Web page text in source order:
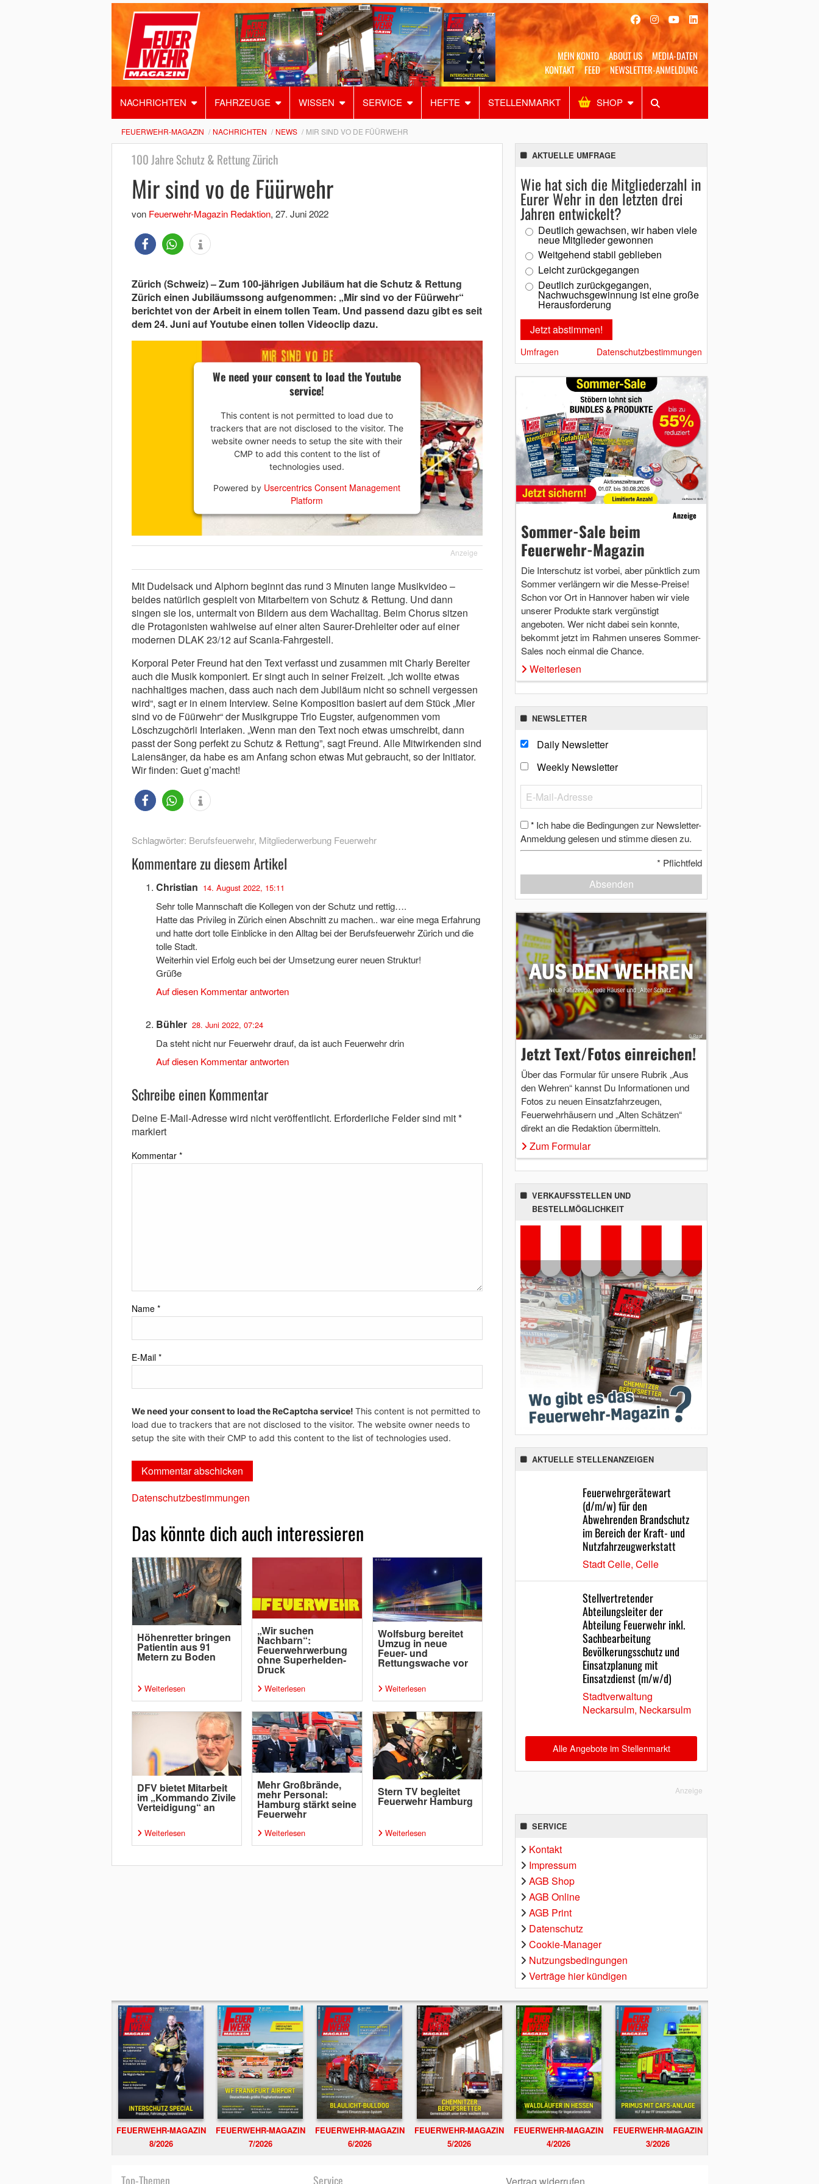
MEIN KONTO ABOUT US
MEDIA-DATEN
KONTAKT
FEED NEWSLETTER-ANMELDUNG
NACHRICHTEN FAHRZEUGE WISSEN SERVICE HEFTE STELLENMARKT SHOP
Alles Shop SUCHEN
FEUERWEHR-MAGAZIN NACHRICHTEN NEWS MIR SIND VO DE FÜÜRWEHR
100 Jahre Schutz & Rettung Zürich
Mir sind vo de Füürwehr
von Feuerwehr-Magazin Redaktion, 27. Juni 2022
Zürich (Schweiz) – Zum 100-jährigen Jubiläum hat die Schutz & Rettung
Zürich einen Jubiläumssong aufgenommen: „Mir sind vo der Füürwehr“
berichtet von der Arbeit in einem tollen Team. Und passend dazu gibt es seit
dem 24. Juni auf Youtube einen tollen Videoclip dazu.
We need your consent to load the Youtube
service!
This content is not permitted to load due to
trackers that are not disclosed to the visitor. The
website owner needs to setup the site with their
CMP to add this content to the list of
technologies used.
Powered by Usercentrics Consent Management
Platform
Anzeige
Mit Dudelsack und Alphorn beginnt das rund 3 Minuten lange Musikvideo –
beides natürlich gespielt von Mitarbeitern von Schutz & Rettung. Und dann
singen sie los, untermalt von Bildern aus dem Wachalltag. Beim Chorus sitzen
die Protagonisten wahlweise auf einer alten Saurer-Drehleiter oder auf einer
modernen DLAK 23/12 auf Scania-Fahrgestell.
Korporal Peter Freund hat den Text verfasst und zusammen mit Charly Bereiter
auch die Musik komponiert. Er singt auch in seiner Freizeit. „Ich wollte etwas
nachhaltiges machen, dass auch nach dem Jubiläum nicht so schnell vergessen
wird“, sagt er in einem Interview. Seine Komposition basiert auf dem Stück „Mier
sind vo de Füürwehr“ der Musikgruppe Trio Eugster, aufgenommen vom
Löschzugchörli Interlaken. „Wenn man den Text noch etwas umschreibt, dann
passt der Song perfekt zu Schutz & Rettung”, sagt Freund. Alle Mitwirkenden sind
Laiensänger, da habe es am Anfang schon etwas Mut gebraucht, so der Initiator.
Wir finden: Guet g’macht!
Schlagwörter: Berufsfeuerwehr, Mitgliederwerbung Feuerwehr
Kommentare zu diesem Artikel
Christian 14. August 2022, 15:11
Sehr tolle Mannschaft die Kollegen von der Schutz und rettig….
Hatte das Privileg in Zürich einen Abschnitt zu machen.. war eine mega Erfahrung
und hatte dort tolle Einblicke in den Alltag bei der Berufsfeuerwehr Zürich und die
tolle Stadt.
Weiterhin viel Erfolg euch bei der Umsetzung eurer neuen Struktur!
Grüße
Auf diesen Kommentar antworten
Bühler 28. Juni 2022, 07:24
Da steht nicht nur Feuerwehr drauf, da ist auch Feuerwehr drin
Auf diesen Kommentar antworten
Schreibe einen Kommentar
Deine E-Mail-Adresse wird nicht veröffentlicht. Erforderliche Felder sind mit*
markiert
Kommentar *
Name *
E-Mail *
We need your consent to load the ReCaptcha service! This content is not permitted to
load due to trackers that are not disclosed to the visitor. The website owner needs to
setup the site with their CMP to add this content to the list of technologies used.
Datenschutzbestimmungen
Das könnte dich auch interessieren
Höhenretter bringen
Patientin aus 91
Metern zu Boden
Weiterlesen
„Wir suchen
Nachbarn“:
Feuerwehrwerbung
ohne Superhelden-
Druck
Weiterlesen
Wolfsburg bereitet
Umzug in neue
Feuer- und
Rettungswache vor
Weiterlesen
DFV bietet Mitarbeit
im „Kommando Zivile
Verteidigung“ an
Weiterlesen
Mehr Großbrände,
mehr Personal:
Hamburg stärkt seine
Feuerwehr
Weiterlesen
Stern TV begleitet
Feuerwehr Hamburg
Weiterlesen
AKTUELLE UMFRAGE
Wie hat sich die Mitgliederzahl in
Eurer Wehr in den letzten drei
Jahren entwickelt?
Deutlich gewachsen, wir haben viele
neue Mitglieder gewonnen
Weitgehend stabil geblieben
Leicht zurückgegangen
Deutlich zurückgegangen,
Nachwuchsgewinnung ist eine große
Herausforderung
Umfragen Datenschutzbestimmungen
Anzeige
Sommer-Sale beim
Feuerwehr-Magazin
Die Interschutz ist vorbei, aber pünktlich zum
Sommer verlängern wir die Messe-Preise!
Schon vor Ort in Hannover haben wir viele
unserer Produkte stark vergünstigt
angeboten. Wer nicht dabei sein konnte,
bekommt jetzt im Rahmen unseres Sommer-
Sales noch einmal die Chance.
Weiterlesen
NEWSLETTER
Daily Newsletter
Weekly Newsletter
* Ich habe die Bedingungen zur Newsletter-
Anmeldung gelesen und stimme diesen zu.
* Pflichtfeld
Absenden
Jetzt Text/Fotos einreichen!
Über das Formular für unsere Rubrik „Aus
den Wehren“ kannst Du Informationen und
Fotos zu neuen Einsatzfahrzeugen,
Feuerwehrhäusern und „Alten Schätzen“
direkt an die Redaktion übermitteln.
Zum Formular
VERKAUFSSTELLEN UND
BESTELLMÖGLICHKEIT
AKTUELLE STELLENANZEIGEN
Feuerwehrgerätewart
(d/m/w) für den
Abwehrenden Brandschutz
im Bereich der Kraft- und
Nutzfahrzeugwerkstatt
Stadt Celle, Celle
Stellvertretender
Abteilungsleiter der
Abteilung Feuerwehr inkl.
Sachbearbeitung
Bevölkerungsschutz und
Einsatzplanung mit
Einsatzdienst (m/w/d)
Stadtverwaltung
Neckarsulm, Neckarsulm
Alle Angebote im Stellenmarkt
Anzeige
SERVICE
Kontakt
Impressum
AGB Shop
AGB Online
AGB Print
Datenschutz
Cookie-Manager
Nutzungsbedingungen
Verträge hier kündigen
FEUERWEHR-MAGAZIN
8/2026
FEUERWEHR-MAGAZIN
7/2026
FEUERWEHR-MAGAZIN
6/2026
FEUERWEHR-MAGAZIN
5/2026
FEUERWEHR-MAGAZIN
4/2026
FEUERWEHR-MAGAZIN
3/2026
Top-Themen Service